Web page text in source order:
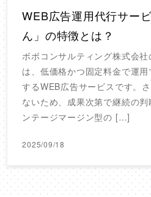
WEB広告運用代行サー
ん」の特徴とは？
ボボコンサルティング株式会社
は、低価格かつ固定料金で運
するWEB広告サービスです。
ないため、成果次第で継続の
ンテージマージン型の […]
2025/09/18